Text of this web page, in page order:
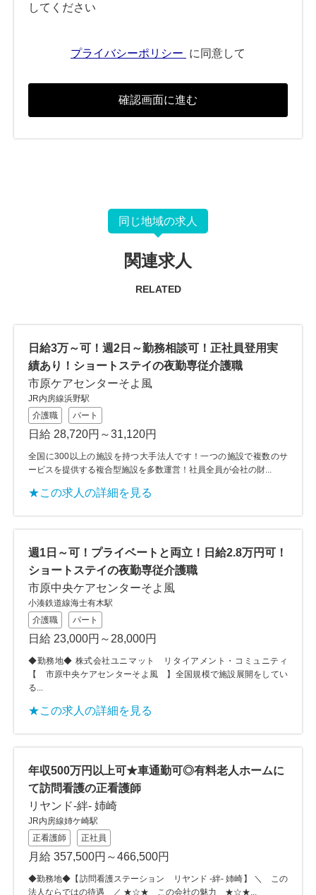
してください
プライバシーポリシー に同意して
同じ地域の求人
関連求人
RELATED
日給3万～可！週2日～勤務相談可！正社員登用実
績あり！ショートステイの夜勤専従介護職
市原ケアセンターそよ風
JR内房線浜野駅
介護職
パート
日給 28,720円～31,120円
全国に300以上の施設を持つ大手法人です！一つの施設で複数のサ
ービスを提供する複合型施設を多数運営！社員全員が会社の財...
★この求人の詳細を見る
週1日～可！プライベートと両立！日給2.8万円可！
ショートステイの夜勤専従介護職
市原中央ケアセンターそよ風
小湊鉄道線海士有木駅
介護職
パート
日給 23,000円～28,000円
◆勤務地◆ 株式会社ユニマット リタイアメント・コミュニティ
【 市原中央ケアセンターそよ風 】全国規模で施設展開をしてい
る...
★この求人の詳細を見る
年収500万円以上可★車通勤可◎有料老人ホームに
て訪問看護の正看護師
リヤンド-絆- 姉崎
JR内房線姉ケ崎駅
正看護師
正社員
月給 357,500円～466,500円
◆勤務地◆【訪問看護ステーション リヤンド -絆- 姉崎】 ＼ この
法人ならではの待遇 ／ ★☆★ この会社の魅力 ★☆★...